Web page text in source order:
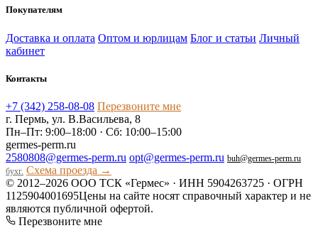
Покупателям
Доставка и оплата Оптом и юрлицам Блог и статьи Личный
кабинет
Контакты
+7 (342) 258-08-08 Перезвоните мне
г. Пермь, ул. В.Васильева, 8
Пн–Пт: 9:00–18:00 · Сб: 10:00–15:00
germes-perm.ru
2580808@germes-perm.ru opt@germes-perm.ru buh@germes-perm.ru
бухг. Схема проезда →
© 2012–2026 ООО ТСК «Гермес» · ИНН 5904263725 · ОГРН
1125904001695Цены на сайте носят справочный характер и не
являются публичной офертой.
Перезвоните мне